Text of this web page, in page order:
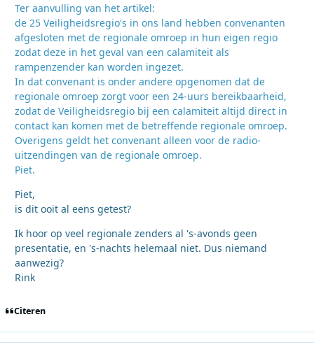
Ter aanvulling van het artikel:
de 25 Veiligheidsregio's in ons land hebben convenanten
afgesloten met de regionale omroep in hun eigen regio
zodat deze in het geval van een calamiteit als
rampenzender kan worden ingezet.
In dat convenant is onder andere opgenomen dat de
regionale omroep zorgt voor een 24-uurs bereikbaarheid,
zodat de Veiligheidsregio bij een calamiteit altijd direct in
contact kan komen met de betreffende regionale omroep.
Overigens geldt het convenant alleen voor de radio-
uitzendingen van de regionale omroep.
Piet.
Piet,
is dit ooit al eens getest?
Ik hoor op veel regionale zenders al 's-avonds geen
presentatie, en 's-nachts helemaal niet. Dus niemand
aanwezig?
Rink
Citeren